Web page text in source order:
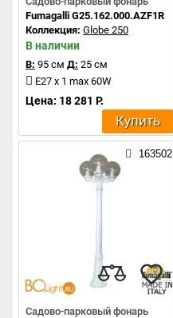
Fumagalli G25.162.000.AZF1R
Коллекция: Globe 250
В наличии
В: 95 см Д: 25 см
E27 x 1 max 60W
Цена: 18 281 Р.
Купить
163502
Садово-парковый фонарь